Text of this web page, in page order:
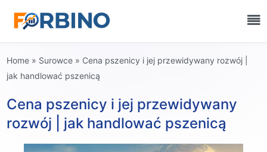
Home » Surowce » Cena pszenicy i jej przewidywany rozwój |
jak handlować pszenicą
Cena pszenicy i jej przewidywany
rozwój | jak handlować pszenicą